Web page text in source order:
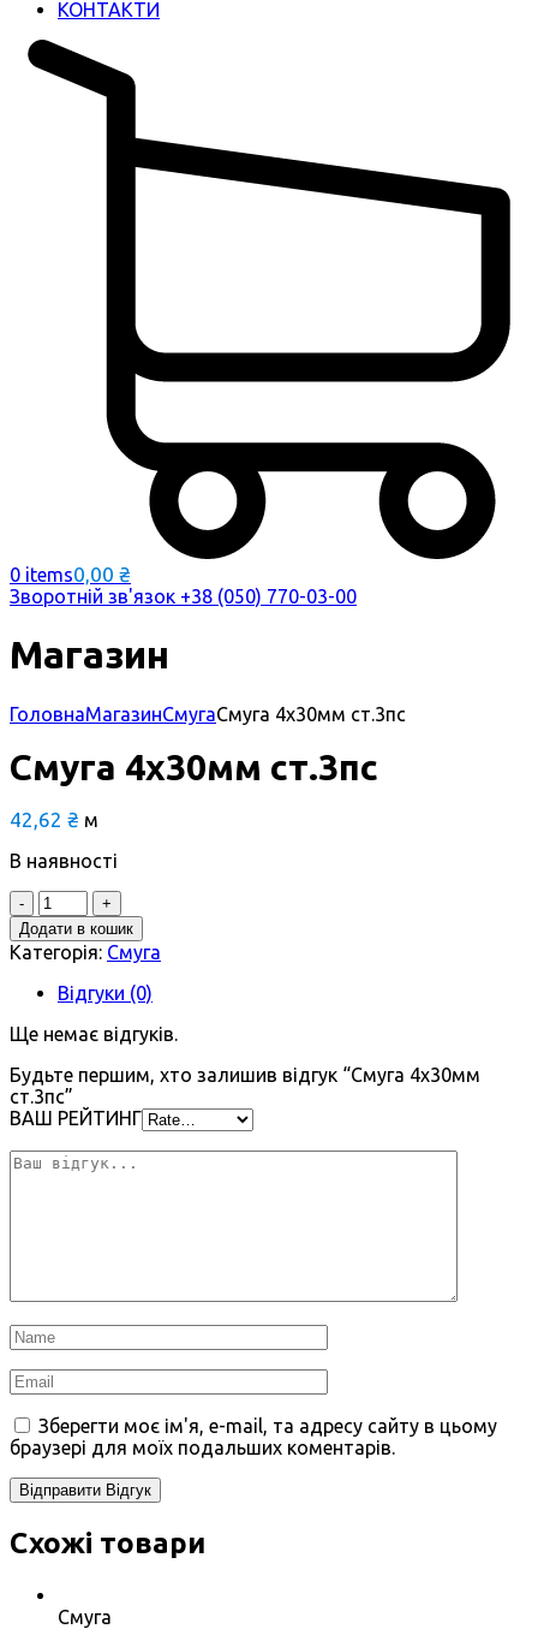
КОНТАКТИ
0 items0,00 ₴
Зворотній зв'язок +38 (050) 770-03-00
Магазин
ГоловнаМагазинСмугаСмуга 4х30мм ст.3пс
Смуга 4х30мм ст.3пс
42,62 ₴ м
В наявності
Quantity
Додати в кошик
Категорія: Смуга
Відгуки (0)
Ще немає відгуків.
Будьте першим, хто залишив відгук “Смуга 4х30мм
ст.3пс”
ВАШ РЕЙТИНГ
Зберегти моє ім'я, e-mail, та адресу сайту в цьому
браузері для моїх подальших коментарів.
Схожі товари
Смуга